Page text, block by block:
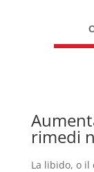
rimedi
La libido, o il